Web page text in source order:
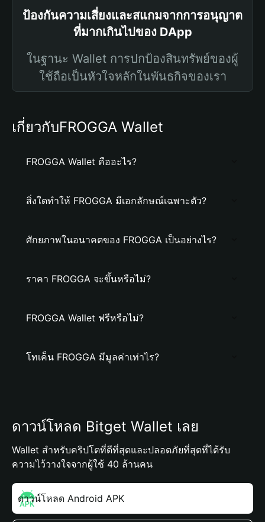
ป้องกันความเสี่ยงและสแกมจากการอนุญาต
ที่มากเกินไปของ DApp
ในฐานะ Wallet การปกป้องสินทรัพย์ของผู้
ใช้ถือเป็นหัวใจหลักในพันธกิจของเรา
เกี่ยวกับFROGGA Wallet
FROGGA Wallet คืออะไร?
สิ่งใดทำให้ FROGGA มีเอกลักษณ์เฉพาะตัว?
ศักยภาพในอนาคตของ FROGGA เป็นอย่างไร?
ราคา FROGGA จะขึ้นหรือไม่?
FROGGA Wallet ฟรีหรือไม่?
โทเค็น FROGGA มีมูลค่าเท่าไร?
ดาวน์โหลด Bitget Wallet เลย
Wallet สำหรับคริปโตที่ดีที่สุดและปลอดภัยที่สุดที่ได้รับ
ความไว้วางใจจากผู้ใช้ 40 ล้านคน
ดาวน์โหลด Android APK